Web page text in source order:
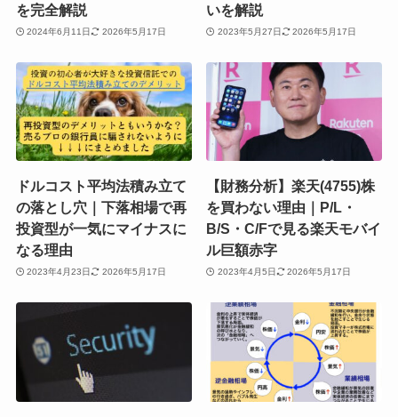
を完全解説
2024年6月11日 2026年5月17日
いを解説
2023年5月27日 2026年5月17日
ドルコスト平均法積み立て
の落とし穴｜下落相場で再
投資型が一気にマイナスに
なる理由
2023年4月23日 2026年5月17日
【財務分析】楽天(4755)株
を買わない理由｜P/L・
B/S・C/Fで見る楽天モバイ
ル巨額赤字
2023年4月5日 2026年5月17日